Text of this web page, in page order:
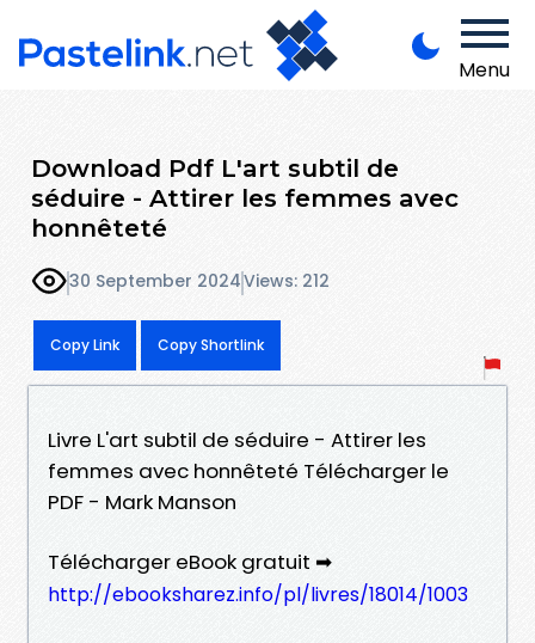
Menu
Download Pdf L'art subtil de
séduire - Attirer les femmes avec
honnêteté
30 September 2024Views: 212
Copy Link Copy Shortlink
Livre L'art subtil de séduire - Attirer les
femmes avec honnêteté Télécharger le
PDF - Mark Manson
Télécharger eBook gratuit ➡
http://ebooksharez.info/pl/livres/18014/1003